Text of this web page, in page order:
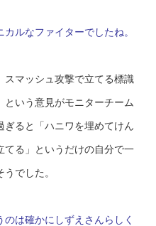
なファイターでしたね。
スマッシュ攻撃で立てる標識
いう意見がモニターチーム
ると「ハニワを埋めてけん
てる」というだけの自分で一
でした。
は確かにしずえさんらしく